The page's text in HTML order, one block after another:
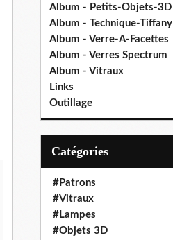
Album - Petits-Objets-3D
Album - Technique-Tiffany
Album - Verre-A-Facettes
Album - Verres Spectrum
Album - Vitraux
Links
Outillage
Catégories
#Patrons
#Vitraux
#Lampes
#Objets 3D